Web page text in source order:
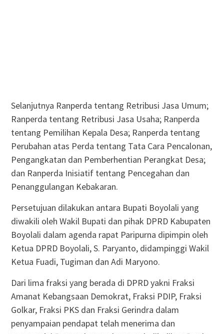
Selanjutnya Ranperda tentang Retribusi Jasa Umum;
Ranperda tentang Retribusi Jasa Usaha; Ranperda
tentang Pemilihan Kepala Desa; Ranperda tentang
Perubahan atas Perda tentang Tata Cara Pencalonan,
Pengangkatan dan Pemberhentian Perangkat Desa;
dan Ranperda Inisiatif tentang Pencegahan dan
Penanggulangan Kebakaran.
Persetujuan dilakukan antara Bupati Boyolali yang
diwakili oleh Wakil Bupati dan pihak DPRD Kabupaten
Boyolali dalam agenda rapat Paripurna dipimpin oleh
Ketua DPRD Boyolali, S. Paryanto, didampinggi Wakil
Ketua Fuadi, Tugiman dan Adi Maryono.
Dari lima fraksi yang berada di DPRD yakni Fraksi
Amanat Kebangsaan Demokrat, Fraksi PDIP, Fraksi
Golkar, Fraksi PKS dan Fraksi Gerindra dalam
penyampaian pendapat telah menerima dan